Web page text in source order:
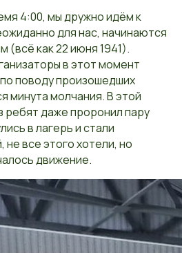
4:00, мы дружно идём к
для нас, начинаются
(всё как 22 июня 1941).
в этот момент
поводу произошедших
минута молчания. В этой
ребят даже проронил пару
в лагерь и стали
не все этого хотели, но
движение.